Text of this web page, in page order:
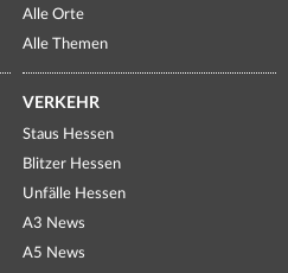
Alle Orte
Alle Themen
VERKEHR
Staus Hessen
Blitzer Hessen
Unfälle Hessen
A3 News
A5 News